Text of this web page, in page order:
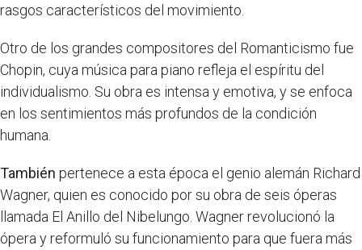
rasgos característicos del movimiento.
Otro de los grandes compositores del Romanticismo fue
Chopin, cuya música para piano refleja el espíritu del
individualismo. Su obra es intensa y emotiva, y se enfoca
en los sentimientos más profundos de la condición
humana.
También pertenece a esta época el genio alemán Richard
Wagner, quien es conocido por su obra de seis óperas
llamada El Anillo del Nibelungo. Wagner revolucionó la
ópera y reformuló su funcionamiento para que fuera más